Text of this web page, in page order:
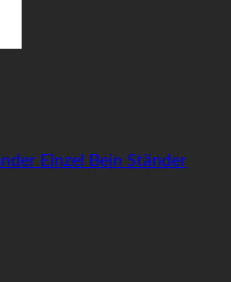
Einzel Bein Ständer